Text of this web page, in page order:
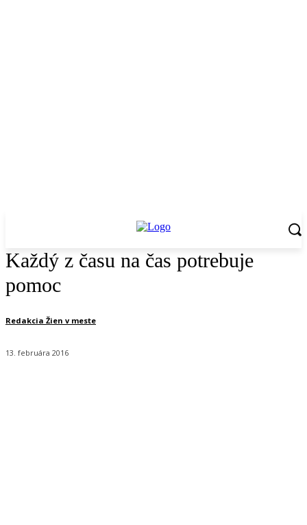
Každý z času na čas potrebuje
pomoc
Redakcia Žien v meste
13. februára 2016